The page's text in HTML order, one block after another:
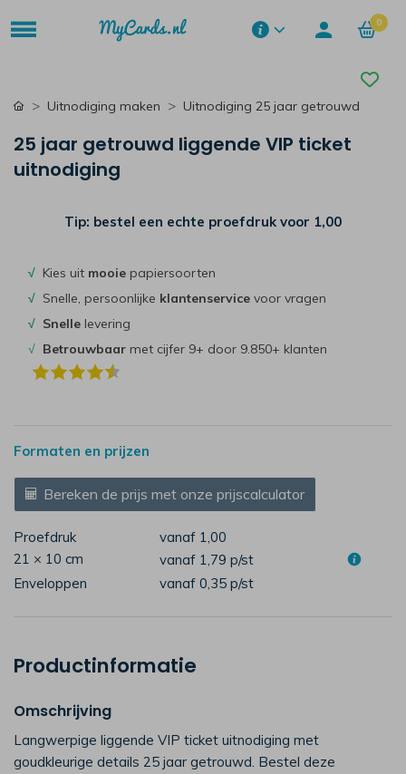
0
Uitnodiging maken Uitnodiging 25 jaar getrouwd
25 jaar getrouwd liggende VIP ticket
uitnodiging
Tip: bestel een echte proefdruk voor 1,00
√ Kies uit mooie papiersoorten
√ Snelle, persoonlijke klantenservice voor vragen
√ Snelle levering
√ Betrouwbaar met cijfer 9+ door 9.850+ klanten
Formaten en prijzen
Bereken de prijs met onze prijscalculator
Proefdruk
vanaf 1,00
21 × 10 cm
vanaf 1,79 p/st
Enveloppen
vanaf 0,35 p/st
Productinformatie
Omschrijving
Langwerpige liggende VIP ticket uitnodiging met
goudkleurige details 25 jaar getrouwd. Bestel deze